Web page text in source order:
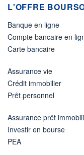
L'OFFRE
Banque en ligne
Compte bancaire en
Carte bancaire
Assurance vie
Crédit immobilier
Prêt personnel
Assurance prêt
Investir en bourse
PEA